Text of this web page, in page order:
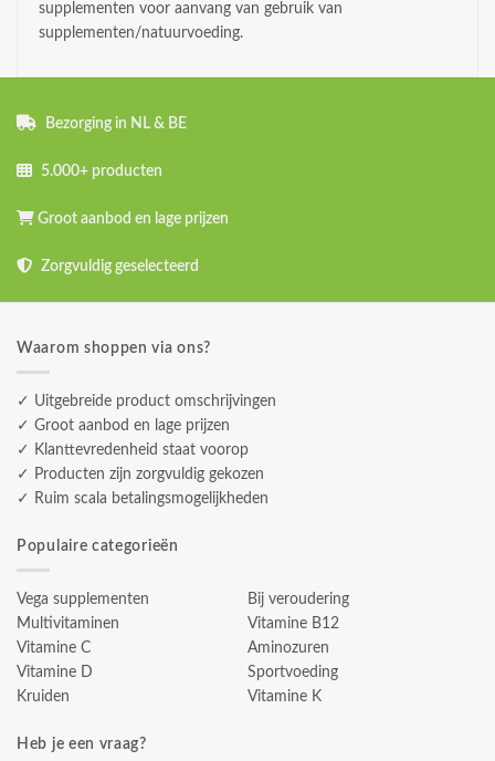
supplementen voor aanvang van gebruik van
supplementen/natuurvoeding.
Bezorging in NL & BE
5.000+ producten
Groot aanbod en lage prijzen
Zorgvuldig geselecteerd
Waarom shoppen via ons?
✓ Uitgebreide product omschrijvingen
✓ Groot aanbod en lage prijzen
✓ Klanttevredenheid staat voorop
✓ Producten zijn zorgvuldig gekozen
✓ Ruim scala betalingsmogelijkheden
Populaire categorieën
Vega supplementen
Multivitaminen
Vitamine C
Vitamine D
Kruiden
Bij veroudering
Vitamine B12
Aminozuren
Sportvoeding
Vitamine K
Heb je een vraag?